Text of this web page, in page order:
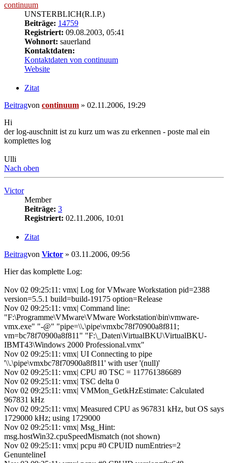
continuum
UNSTERBLICH(R.I.P.)
Beiträge: 14759
Registriert: 09.08.2003, 05:41
Wohnort: sauerland
Kontaktdaten:
Kontaktdaten von continuum
Website
Zitat
Beitragvon continuum » 02.11.2006, 19:29
Hi
der log-auschnitt ist zu kurz um was zu erkennen - poste mal ein
komplettes log
Ulli
Nach oben
Victor
Member
Beiträge: 3
Registriert: 02.11.2006, 10:01
Zitat
Beitragvon Victor » 03.11.2006, 09:56
Hier das komplette Log:
Nov 02 09:25:11: vmx| Log for VMware Workstation pid=2388
version=5.5.1 build=build-19175 option=Release
Nov 02 09:25:11: vmx| Command line:
"F:\Programme\VMware\VMware Workstation\bin\vmware-
vmx.exe" "-@" "pipe=\\.\pipe\vmxbc78f70900a8f811;
vm=bc78f70900a8f811" "F:\_Daten\VirtualBKU\VirtualBKU-
IBMT43\Windows 2000 Professional.vmx"
Nov 02 09:25:11: vmx| UI Connecting to pipe
'\\.\pipe\vmxbc78f70900a8f811' with user '(null)'
Nov 02 09:25:11: vmx| CPU #0 TSC = 117761386689
Nov 02 09:25:11: vmx| TSC delta 0
Nov 02 09:25:11: vmx| VMMon_GetkHzEstimate: Calculated
967831 kHz
Nov 02 09:25:11: vmx| Measured CPU as 967831 kHz, but OS says
1729000 kHz; using 1729000
Nov 02 09:25:11: vmx| Msg_Hint:
msg.hostWin32.cpuSpeedMismatch (not shown)
Nov 02 09:25:11: vmx| pcpu #0 CPUID numEntries=2
GenuntelineI